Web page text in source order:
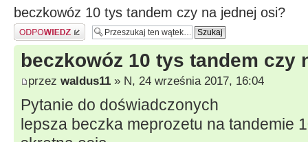
beczkowóz 10 tys tandem czy na jednej osi?
Odpowiedz
beczkowóz 10 tys tandem czy
przez waldus11 » N, 24 września 2017, 16:04
Pytanie do doświadczonych
lepsza beczka meprozetu na tandemie